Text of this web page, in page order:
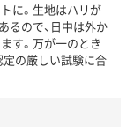
に。生地はハリが
るので、日中は外か
す。万が一のとき
の厳しい試験に合